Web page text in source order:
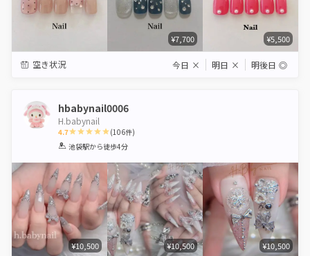
¥7,700 ¥5,500
空き状況 今日 × 明日 × 明後日 ◎
hbabynail0006
H.babynail
4.7
1 2 3 4 5
(106件)
池袋駅から徒歩4分
¥10,500 ¥10,500 ¥10,500